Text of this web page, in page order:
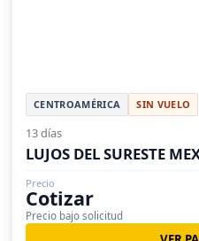
CENTROAMÉRICA SIN VUELO
13 días
LUJOS DEL SURESTE
Precio
Cotizar
Precio bajo solicitud